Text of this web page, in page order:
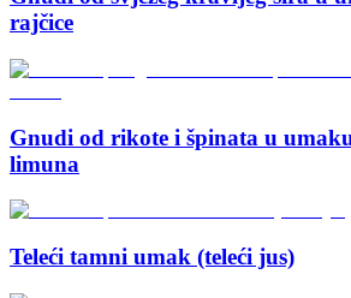
rajčice
Gnudi od rikote i špinata u
limuna
Teleći tamni umak (teleći jus)